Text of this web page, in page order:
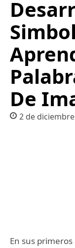
De
2 de diciembre
En sus